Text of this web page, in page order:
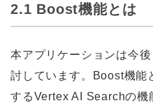
2.1 Boost機能とは
本アプリケーションは今
討しています。Boost機
するVertex AI Searchの機